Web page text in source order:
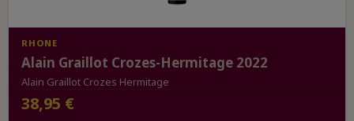
RHONE
Alain Graillot Crozes-Hermitage 2022
Alain Graillot Crozes Hermitage
38,95 €